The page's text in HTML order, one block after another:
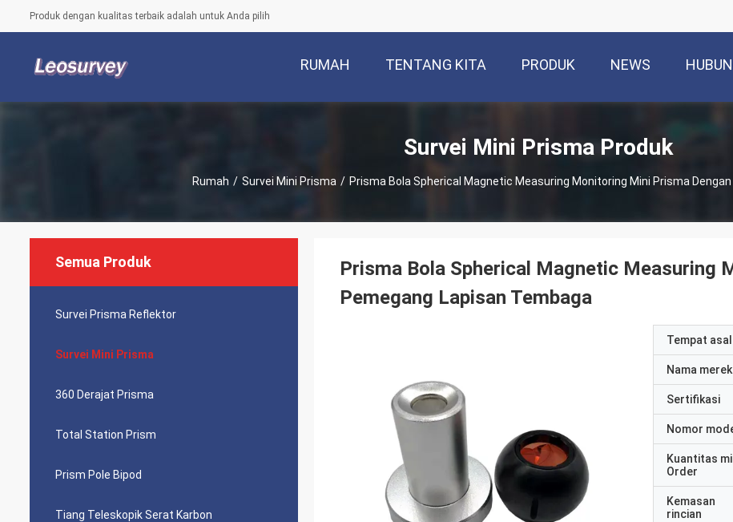
Produk dengan kualitas terbaik adalah untuk Anda pilih
RUMAH TENTANG KITA PRODUK NEWS
Survei Mini Prisma Produk
Rumah / Survei Mini Prisma / Prisma Bola Spherical Magnetic Measuring Monitoring Mini Prisma
Semua Produk
Survei Prisma Reflektor
Survei Mini Prisma
360 Derajat Prisma
Total Station Prism
Prism Pole Bipod
Tiang Teleskopik Serat Karbon
Prisma Bola Spherical Magnetic Measuring
Pemegang Lapisan Tembaga
Tempat asal
Nama merek
Sertifikasi
Nomor
Kuantitas
Order
Kemasan
rincian